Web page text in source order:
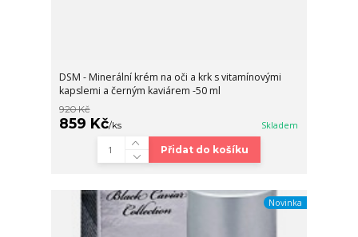
DSM - Minerální krém na oči a krk s vitamínovými
kapslemi a černým kaviárem -50 ml
920 Kč
859 Kč/ks Skladem
Přidat do košíku
Novinka